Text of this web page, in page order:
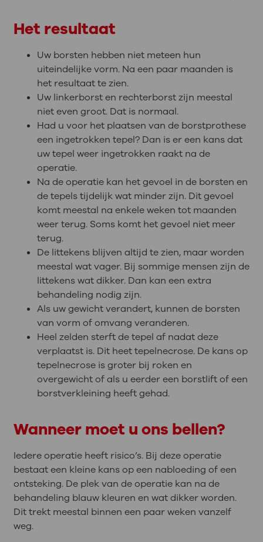
Het resultaat
Uw borsten hebben niet meteen hun
uiteindelijke vorm. Na een paar maanden is
het resultaat te zien.
Uw linkerborst en rechterborst zijn meestal
niet even groot. Dat is normaal.
Had u voor het plaatsen van de borstprothese
een ingetrokken tepel? Dan is er een kans dat
uw tepel weer ingetrokken raakt na de
operatie.
Na de operatie kan het gevoel in de borsten en
de tepels tijdelijk wat minder zijn. Dit gevoel
komt meestal na enkele weken tot maanden
weer terug. Soms komt het gevoel niet meer
terug.
De littekens blijven altijd te zien, maar worden
meestal wat vager. Bij sommige mensen zijn de
littekens wat dikker. Dan kan een extra
behandeling nodig zijn.
Als uw gewicht verandert, kunnen de borsten
van vorm of omvang veranderen.
Heel zelden sterft de tepel af nadat deze
verplaatst is. Dit heet tepelnecrose. De kans op
tepelnecrose is groter bij roken en
overgewicht of als u eerder een borstlift of een
borstverkleining heeft gehad.
Wanneer moet u ons bellen?
Iedere operatie heeft risico’s. Bij deze operatie
bestaat een kleine kans op een nabloeding of een
ontsteking. De plek van de operatie kan na de
behandeling blauw kleuren en wat dikker worden.
Dit trekt meestal binnen een paar weken vanzelf
weg.